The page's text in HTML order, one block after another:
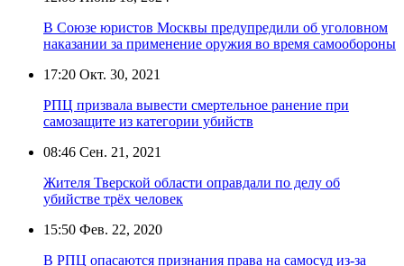
В Союзе юристов Москвы предупредили об уголовном
наказании за применение оружия во время самообороны
17:20 Окт. 30, 2021
РПЦ призвала вывести смертельное ранение при
самозащите из категории убийств
08:46 Сен. 21, 2021
Жителя Тверской области оправдали по делу об
убийстве трёх человек
15:50 Фев. 22, 2020
В РПЦ опасаются признания права на самосуд из-за